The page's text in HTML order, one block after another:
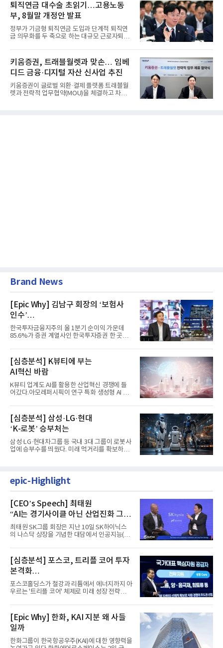
퇴직연금 대수술 초읽기…고용노동
부, 8월말 개정안 발표
정부가 기금형 퇴직연금 도입과 단계적 퇴직연
금 의무화를 두 축으로 하는 대규모 근로자퇴직
키움증권, 트래블월렛과 맞손… 임베
디드 금융·디지털 자산 신사업 추진
키움증권이 글로벌 외환·결제 플랫폼 트래블월
렛과 전략적 업무협약(MOU)을 체결하고 차세
Brand News
[Epic Why] 김남구 회장의 ‘보험사
인수’
발걸음이 신중해진 배경은?
한국투자금융지주의 올 1분기 순이익 가운데
85.6%가 증권 계열사인 한국투자증권 한 곳에
[심층분석] K뷰티에 부는
AI혁신 바람
K뷰티 업계도 AI를 활용한 산업혁신 경쟁에 들
어갔다.아모레퍼시픽이 연구 특화 생성형 AI 플
[심층분석] 삼성·LG·현대
‘K-로봇’ 승부처는
삼성·LG·현대차그룹 등 국내 3대 그룹이 로봇사
업에 승부수를 띄웠다. 미래 먹거리를 확보하기
epic-Highlight
[CEO’s Speech] 최태원
“AI는 경기사이클 아닌 산업진화 그
자체”
최태원 SK그룹 회장은 지난 10일 SK하이닉스
의 나스닥 상장을 기념한 대담에서 인공지능(AI)
[심층분석] 포스코, 트리플 코어 투자
본격화
16조7천억원 투자 재원 마련 전략은?
포스코홀딩스가 철강과 리튬에서 에너지까지 아
우르는 '트리플 코어' 체제로 미래 성장 전략을
[Epic Why] 한화, KAI 지분 왜 사들
일까
한화그룹이 한국항공우주(KAI)에 대한 영향력을